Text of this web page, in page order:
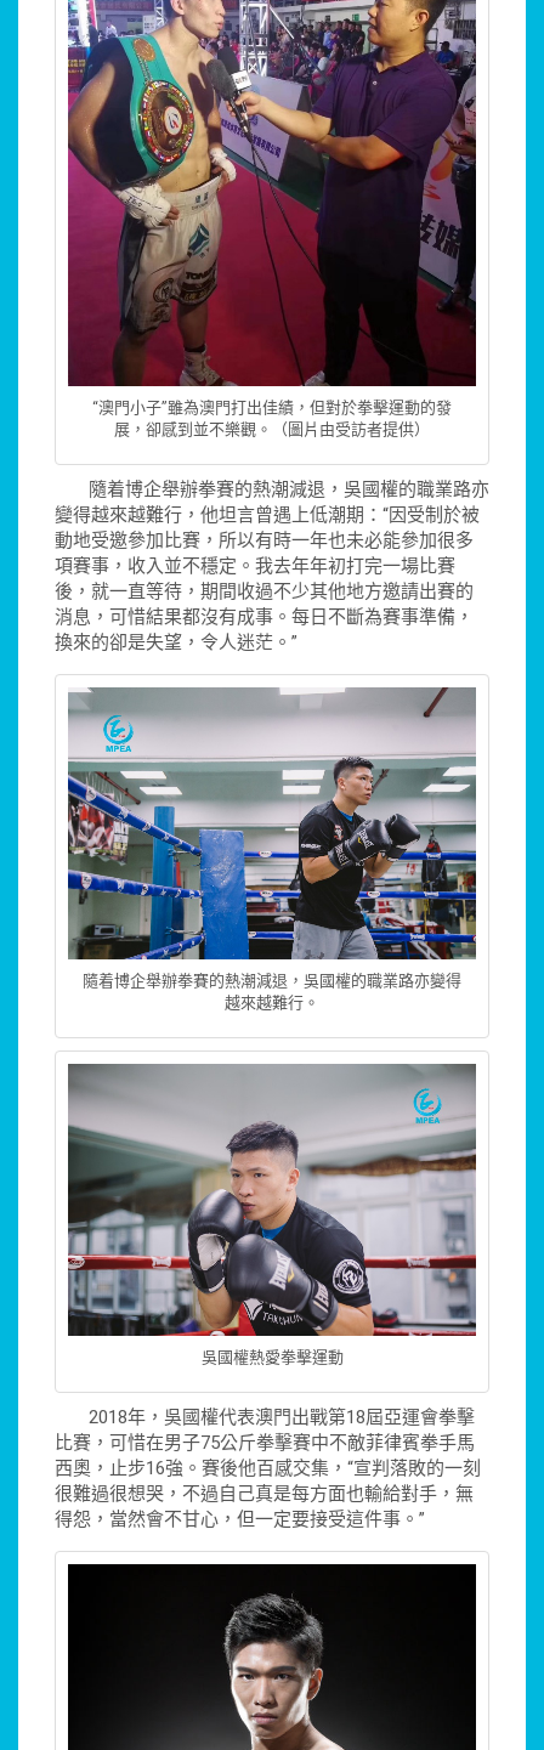
“澳門小子”雖為澳門打出佳績，但對於拳擊運動的發
展，卻感到並不樂觀。（圖片由受訪者提供）
隨着博企舉辦拳賽的熱潮減退，吳國權的職業路亦
變得越來越難行，他坦言曾遇上低潮期：“因受制於被
動地受邀參加比賽，所以有時一年也未必能參加很多
項賽事，收入並不穩定。我去年年初打完一場比賽
後，就一直等待，期間收過不少其他地方邀請出賽的
消息，可惜結果都沒有成事。每日不斷為賽事準備，
換來的卻是失望，令人迷茫。”
隨着博企舉辦拳賽的熱潮減退，吳國權的職業路亦變得
越來越難行。
吳國權熱愛拳擊運動
2018年，吳國權代表澳門出戰第18屆亞運會拳擊
比賽，可惜在男子75公斤拳擊賽中不敵菲律賓拳手馬
西奧，止步16強。賽後他百感交集，“宣判落敗的一刻
很難過很想哭，不過自己真是每方面也輸給對手，無
得怨，當然會不甘心，但一定要接受這件事。”